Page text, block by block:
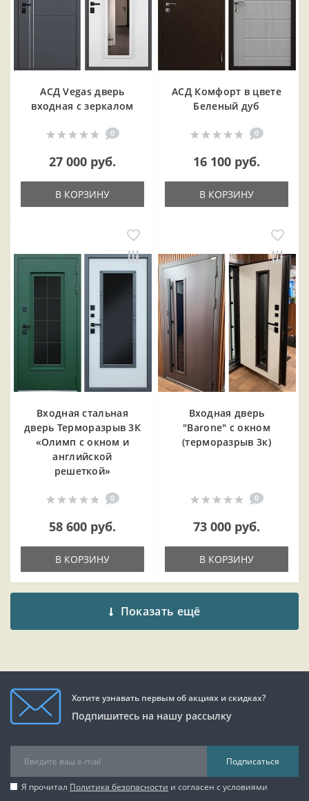
АСД Vegas дверь
входная с зеркалом
0
27 000 руб.
В КОРЗИНУ
АСД Комфорт в цвете
Беленый дуб
0
16 100 руб.
В КОРЗИНУ
Входная cтальная
дверь Терморазрыв 3К
«Олимп с окном и
английской
решеткой»
0
58 600 руб.
В КОРЗИНУ
Входная дверь
"Barone" с окном
(терморазрыв 3к)
0
73 000 руб.
В КОРЗИНУ
Показать ещё
Хотите узнавать первым об акциях и скидках?
Подпишитесь на нашу рассылку
Подписаться
Я прочитал Политика безопасности и согласен с условиями